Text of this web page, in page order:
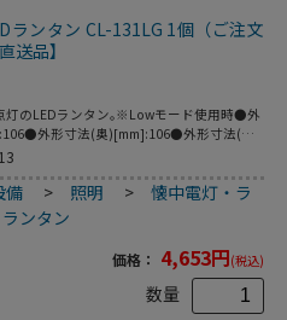
ランタン CL-131LG 1個（ご注文
送品】
灯のLEDランタン｡※Lowモード使用時●外
外形寸法(奥)[mm]:106●外形寸法(高)
本体のみ)約380●使用電池:単1形アルカ
時間●防塵防滴規格:IPX4準拠●明るさ:Hi=
200lm､Low=約30lm●色:グリーン●製造国:
備 > 照明 >懐中電灯・ラ
ランタン
価格： 4,653円(税込)
数量